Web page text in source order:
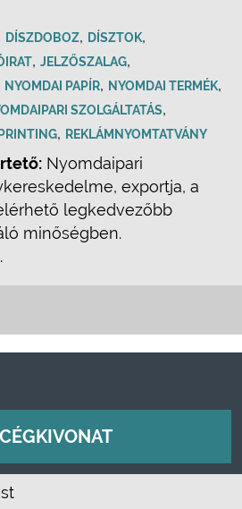
DÍSZDOBOZ, DÍSZTOK,
, JELZŐSZALAG,
NYOMDAI PAPÍR, NYOMDAI TERMÉK,
SZOLGÁLTATÁS,
PRINTING, REKLÁMNYOMTATVÁNY
Nyomdaipari
exportja, a
legkedvezőbb
minőségben.
CÉGKIVONAT